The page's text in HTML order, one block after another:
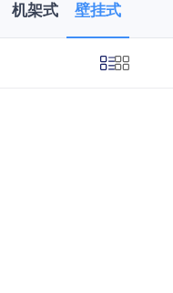
机架式 壁挂式